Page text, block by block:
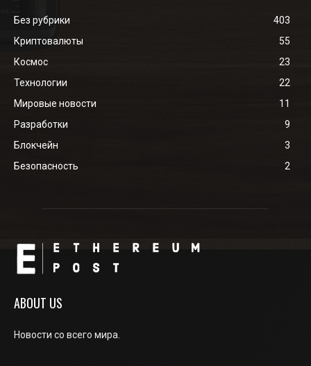
Без рубрики
403
Криптовалюты
55
Космос
23
Технологии
22
Мировые новости
11
Разработки
9
Блокчейн
3
Безопасность
2
ABOUT US
Новости со всего мира.